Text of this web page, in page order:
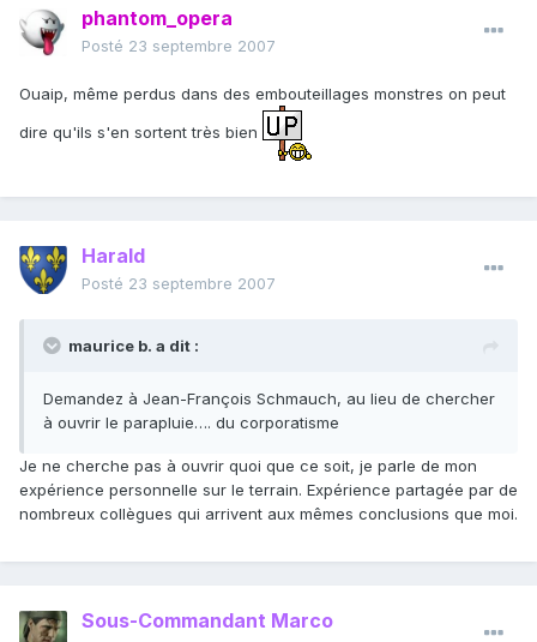
phantom_opera
Posté 23 septembre 2007
Ouaip, même perdus dans des embouteillages monstres on peut
dire qu'ils s'en sortent très bien
Harald
Posté 23 septembre 2007
maurice b. a dit :
Demandez à Jean-François Schmauch, au lieu de chercher
à ouvrir le parapluie…. du corporatisme
Je ne cherche pas à ouvrir quoi que ce soit, je parle de mon
expérience personnelle sur le terrain. Expérience partagée par de
nombreux collègues qui arrivent aux mêmes conclusions que moi.
Sous-Commandant Marco